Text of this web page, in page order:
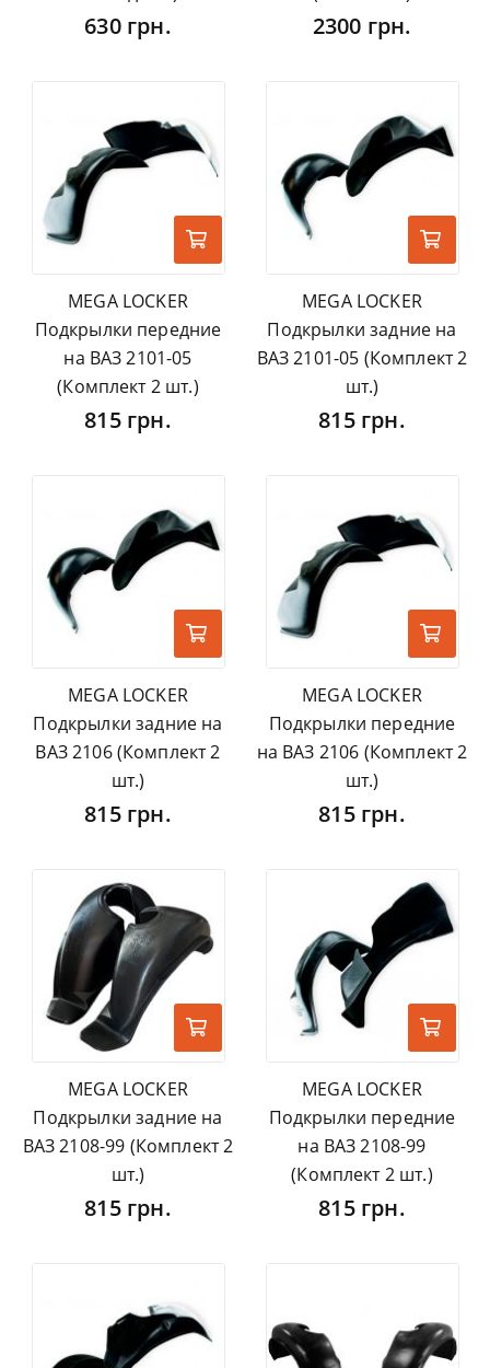
630 грн. 2300 грн.
MEGA LOCKER
Подкрылки передние
на ВАЗ 2101-05
(Комплект 2 шт.)
815 грн.
MEGA LOCKER
Подкрылки задние на
ВАЗ 2101-05 (Комплект 2
шт.)
815 грн.
MEGA LOCKER
Подкрылки задние на
ВАЗ 2106 (Комплект 2
шт.)
815 грн.
MEGA LOCKER
Подкрылки передние
на ВАЗ 2106 (Комплект 2
шт.)
815 грн.
MEGA LOCKER
Подкрылки задние на
ВАЗ 2108-99 (Комплект 2
шт.)
815 грн.
MEGA LOCKER
Подкрылки передние
на ВАЗ 2108-99
(Комплект 2 шт.)
815 грн.